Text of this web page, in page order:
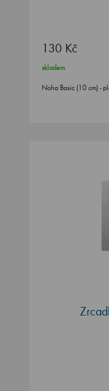
130 Kč
skladem
Noha Basic (10 cm) -